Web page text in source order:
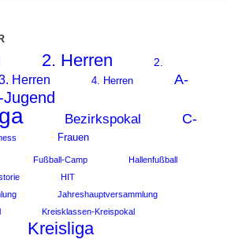
2. Herren
2.
Herren 4. Herren
A-
Jugend
Bezirkspokal
C-
Frauen
Fußball-Camp
Hallenfußball
HIT
Jahreshauptversammlung
Kreisklassen-Kreispokal
Kreisliga